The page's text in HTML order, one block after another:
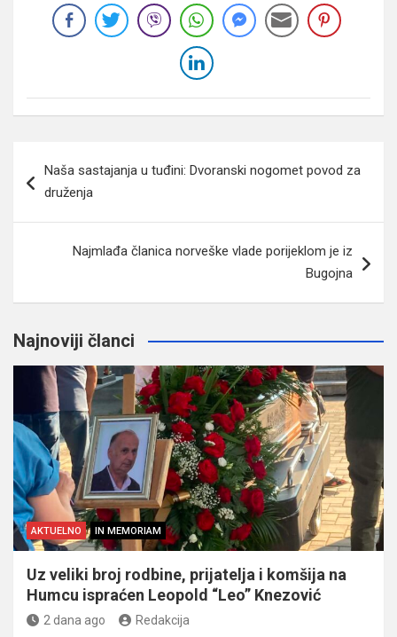
članaka
Naša sastajanja u tuđini: Dvoranski nogomet povod za
druženja
Najmlađa članica norveške vlade porijeklom je iz
Bugojna
Najnoviji članci
AKTUELNO IN MEMORIAM
Uz veliki broj rodbine, prijatelja i komšija na
Humcu ispraćen Leopold “Leo” Knezović
2 dana ago Redakcija